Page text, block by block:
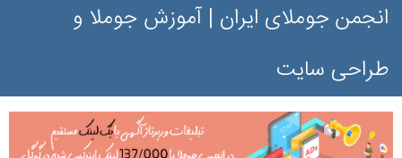
انجمن جوملای ایران | آموزش جوملا و
طراحی سایت